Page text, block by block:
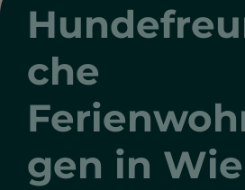
che
gen in